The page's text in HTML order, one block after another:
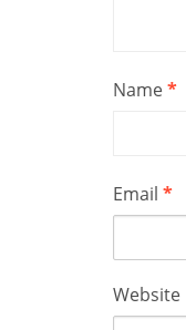
Name*
Email *
Website